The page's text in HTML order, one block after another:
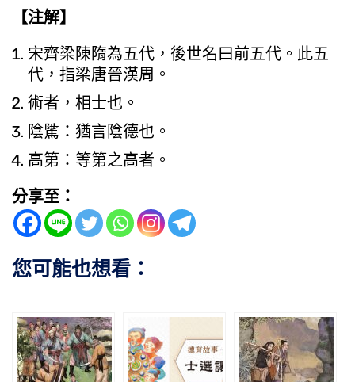
【注解】
宋齊梁陳隋為五代，後世名曰前五代。此五
代，指梁唐晉漢周。
術者，相士也。
陰騭：猶言陰德也。
高第：等第之高者。
分享至：
您可能也想看：